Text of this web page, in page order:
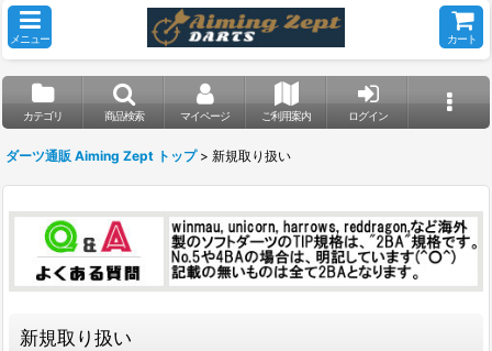
メニュー カート
カテゴリ 商品検索 マイページ ご利用案内 ログイン
ダーツ通販 Aiming Zept トップ > 新規取り扱い
新規取り扱い